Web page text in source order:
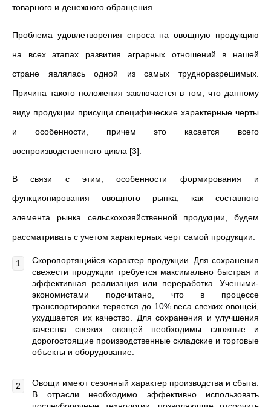
товарного и денежного обращения.
Проблема удовлетворения спроса на овощную продукцию
на всех этапах развития аграрных отношений в нашей
стране являлась одной из самых трудноразрешимых.
Причина такого положения заключается в том, что данному
виду продукции присущи специфические характерные черты
и особенности, причем это касается всего
воспроизводственного цикла [3].
В связи с этим, особенности формирования и
функционирования овощного рынка, как составного
элемента рынка сельскохозяйственной продукции, будем
рассматривать с учетом характерных черт самой продукции.
Скоропортящийся характер продукции. Для сохранения
свежести продукции требуется максимально быстрая и
эффективная реализация или переработка. Учеными-
экономистами подсчитано, что в процессе
транспортировки теряется до 10% веса свежих овощей,
ухудшается их качество. Для сохранения и улучшения
качества свежих овощей необходимы сложные и
дорогостоящие производственные складские и торговые
объекты и оборудование.
Овощи имеют сезонный характер производства и сбыта.
В отрасли необходимо эффективно использовать